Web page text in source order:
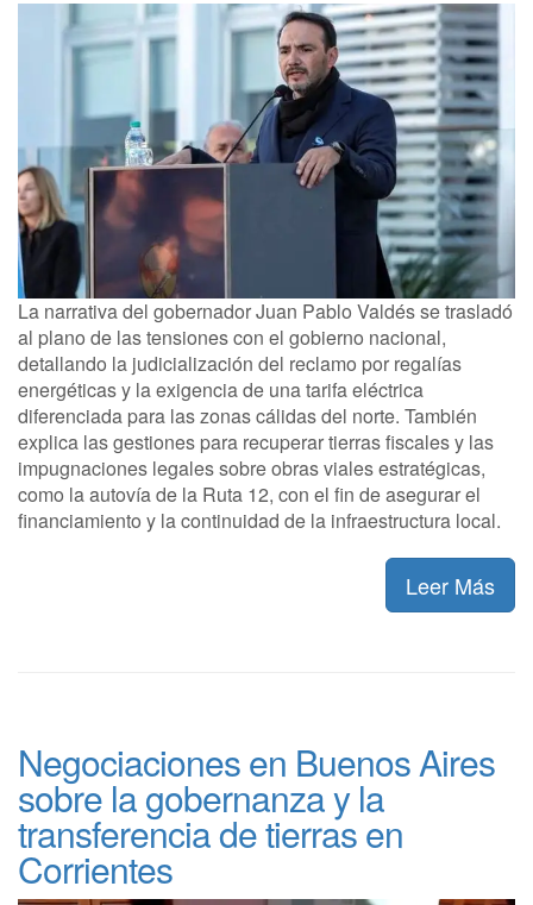
La narrativa del gobernador Juan Pablo Valdés se trasladó
al plano de las tensiones con el gobierno nacional,
detallando la judicialización del reclamo por regalías
energéticas y la exigencia de una tarifa eléctrica
diferenciada para las zonas cálidas del norte. También
explica las gestiones para recuperar tierras fiscales y las
impugnaciones legales sobre obras viales estratégicas,
como la autovía de la Ruta 12, con el fin de asegurar el
financiamiento y la continuidad de la infraestructura local.
Leer Más
Negociaciones en Buenos Aires
sobre la gobernanza y la
transferencia de tierras en
Corrientes